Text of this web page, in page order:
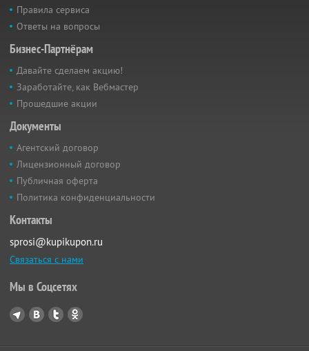
Правила сервиса
Ответы на вопросы
Бизнес-Партнёрам
Давайте сделаем акцию!
Заработайте, как Вебмастер
Прошедшие акции
Документы
Агентский договор
Лицензионный договор
Публичная оферта
Политика конфиденциальности
Контакты
sprosi@kupikupon.ru
Связаться с нами
Мы в Соцсетях